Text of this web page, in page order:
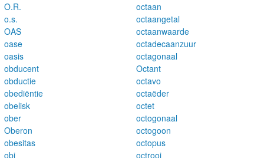
O.R.
o.s.
OAS
oase
oasis
obducent
obductie
obediëntie
obelisk
ober
Oberon
obesitas
obi
octaan
octaangetal
octaanwaarde
octadecaanzuur
octagonaal
Octant
octavo
octaëder
octet
octogonaal
octogoon
octopus
octrooi